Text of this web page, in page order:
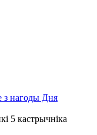
з нагоды Дня
5 кастрычніка